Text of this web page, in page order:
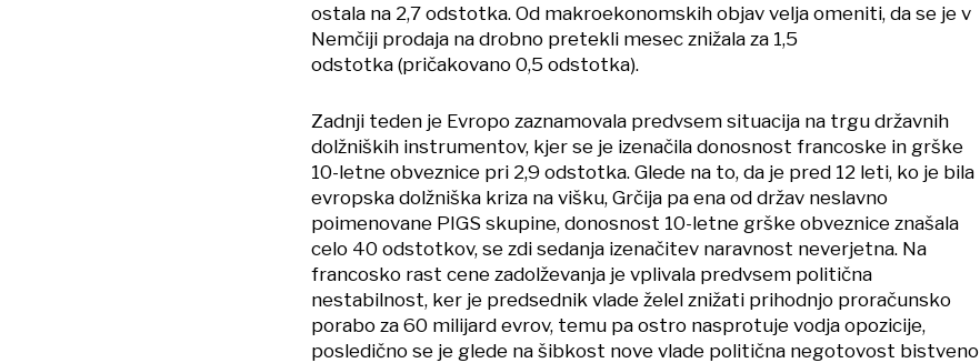
ostala na 2,7 odstotka. Od makroekonomskih objav velja omeniti, da se je v
Nemčiji prodaja na drobno pretekli mesec znižala za 1,5
odstotka (pričakovano 0,5 odstotka).
Zadnji teden je Evropo zaznamovala predvsem situacija na trgu državnih
dolžniških instrumentov, kjer se je izenačila donosnost francoske in grške
10-letne obveznice pri 2,9 odstotka. Glede na to, da je pred 12 leti, ko je bila
evropska dolžniška kriza na višku, Grčija pa ena od držav neslavno
poimenovane PIGS skupine, donosnost 10-letne grške obveznice znašala
celo 40 odstotkov, se zdi sedanja izenačitev naravnost neverjetna. Na
francosko rast cene zadolževanja je vplivala predvsem politična
nestabilnost, ker je predsednik vlade želel znižati prihodnjo proračunsko
porabo za 60 milijard evrov, temu pa ostro nasprotuje vodja opozicije,
posledično se je glede na šibkost nove vlade politična negotovost bistveno